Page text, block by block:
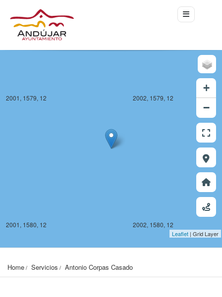
2001, 1579, 12 2002, 1579, 12
2001, 1580, 12 2002, 1580, 12
+
−
Leaflet | Grid Layer
Home Servicios Antonio Corpas Casado